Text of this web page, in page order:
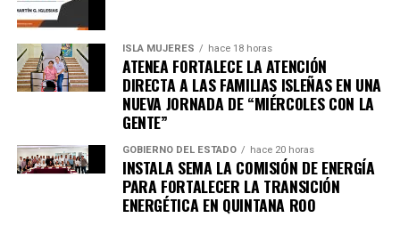
ISLA MUJERES hace 18 horas
ATENEA FORTALECE LA ATENCIÓN
DIRECTA A LAS FAMILIAS ISLEÑAS EN UNA
NUEVA JORNADA DE “MIÉRCOLES CON LA
GENTE”
GOBIERNO DEL ESTADO hace 20 horas
INSTALA SEMA LA COMISIÓN DE ENERGÍA
PARA FORTALECER LA TRANSICIÓN
ENERGÉTICA EN QUINTANA ROO